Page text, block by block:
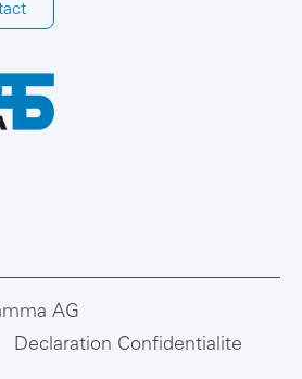
AG
Declaration Confidentialite